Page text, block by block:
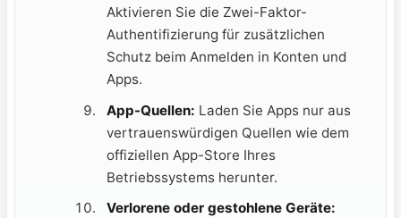
Aktivieren Sie die Zwei-Faktor-
Authentifizierung für zusätzlichen
Schutz beim Anmelden in Konten und
Apps.
App-Quellen: Laden Sie Apps nur aus
vertrauenswürdigen Quellen wie dem
offiziellen App-Store Ihres
Betriebssystems herunter.
Verlorene oder gestohlene Geräte: